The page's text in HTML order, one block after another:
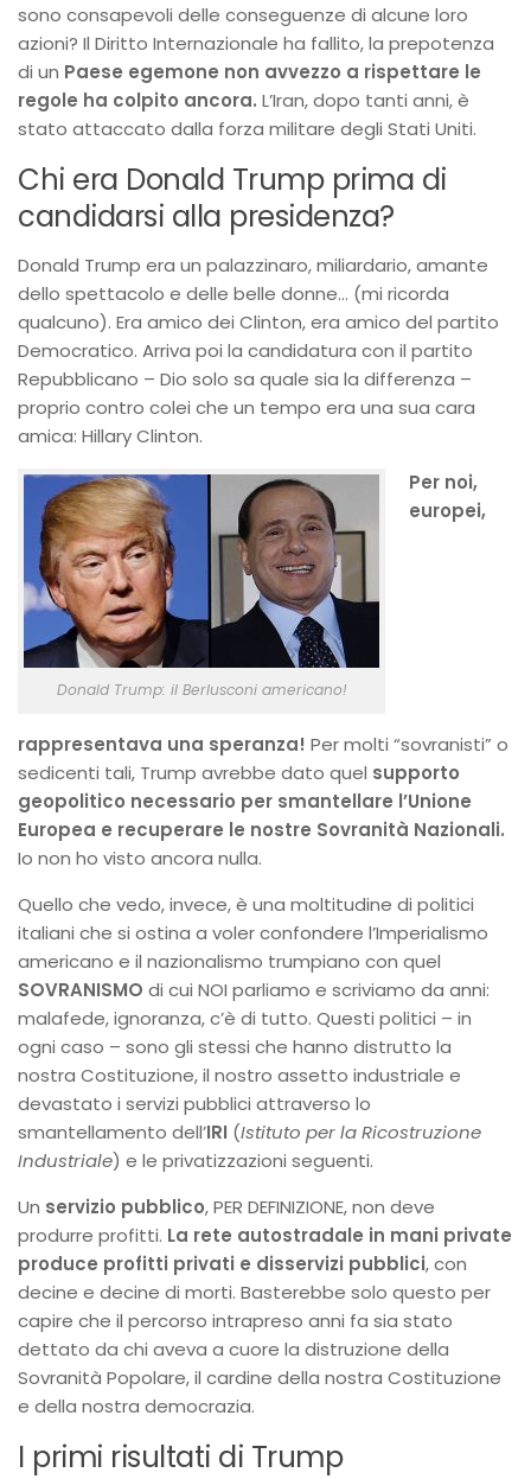
sono consapevoli delle conseguenze di alcune loro
azioni? Il Diritto Internazionale ha fallito, la prepotenza
di un Paese egemone non avvezzo a rispettare le
regole ha colpito ancora. L’Iran, dopo tanti anni, è
stato attaccato dalla forza militare degli Stati Uniti.
Chi era Donald Trump prima di
candidarsi alla presidenza?
Donald Trump era un palazzinaro, miliardario, amante
dello spettacolo e delle belle donne… (mi ricorda
qualcuno). Era amico dei Clinton, era amico del partito
Democratico. Arriva poi la candidatura con il partito
Repubblicano – Dio solo sa quale sia la differenza –
proprio contro colei che un tempo era una sua cara
amica: Hillary Clinton.
Donald Trump: il Berlusconi americano!
Per noi,
europei,
rappresentava una speranza! Per molti “sovranisti” o
sedicenti tali, Trump avrebbe dato quel supporto
geopolitico necessario per smantellare l’Unione
Europea e recuperare le nostre Sovranità Nazionali.
Io non ho visto ancora nulla.
Quello che vedo, invece, è una moltitudine di politici
italiani che si ostina a voler confondere l’Imperialismo
americano e il nazionalismo trumpiano con quel
SOVRANISMO di cui NOI parliamo e scriviamo da anni:
malafede, ignoranza, c’è di tutto. Questi politici – in
ogni caso – sono gli stessi che hanno distrutto la
nostra Costituzione, il nostro assetto industriale e
devastato i servizi pubblici attraverso lo
smantellamento dell’IRI (Istituto per la Ricostruzione
Industriale) e le privatizzazioni seguenti.
Un servizio pubblico, PER DEFINIZIONE, non deve
produrre profitti. La rete autostradale in mani private
produce profitti privati e disservizi pubblici, con
decine e decine di morti. Basterebbe solo questo per
capire che il percorso intrapreso anni fa sia stato
dettato da chi aveva a cuore la distruzione della
Sovranità Popolare, il cardine della nostra Costituzione
e della nostra democrazia.
I primi risultati di Trump